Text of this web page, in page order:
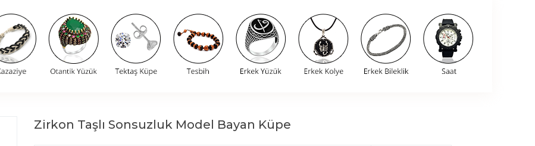
Zirkon Taşlı Sonsuzluk Model Bayan Küpe